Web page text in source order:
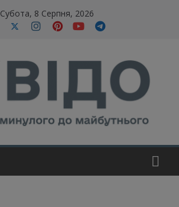
Субота, 8 Серпня, 2026
modal-check